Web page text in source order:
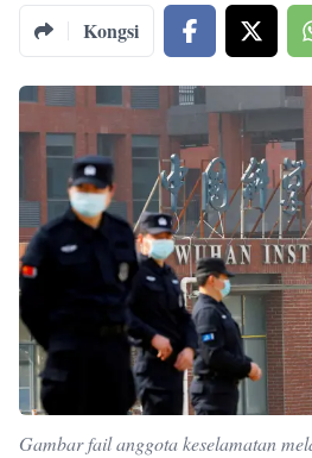
Kongsi
Gambar fail anggota keselamatan